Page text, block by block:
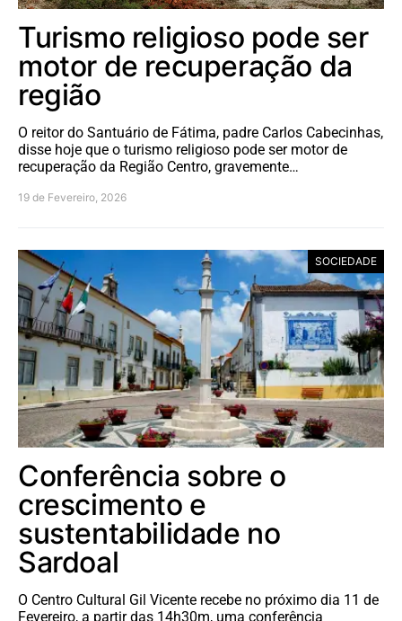
Turismo religioso pode ser
motor de recuperação da
região
O reitor do Santuário de Fátima, padre Carlos Cabecinhas,
disse hoje que o turismo religioso pode ser motor de
recuperação da Região Centro, gravemente…
19 de Fevereiro, 2026
SOCIEDADE
Conferência sobre o
crescimento e
sustentabilidade no
Sardoal
O Centro Cultural Gil Vicente recebe no próximo dia 11 de
Fevereiro, a partir das 14h30m, uma conferência